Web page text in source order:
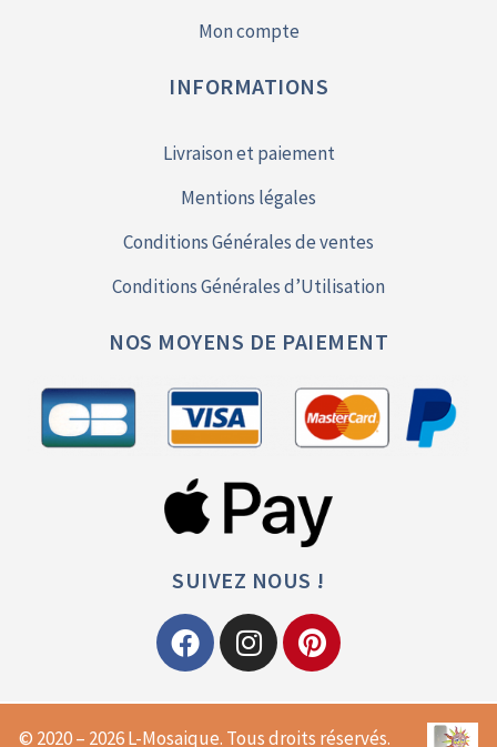
Mon compte
INFORMATIONS
Livraison et paiement
Mentions légales
Conditions Générales de ventes
Conditions Générales d’Utilisation
NOS MOYENS DE PAIEMENT
SUIVEZ NOUS !
© 2020 – 2026 L-Mosaique. Tous droits réservés.